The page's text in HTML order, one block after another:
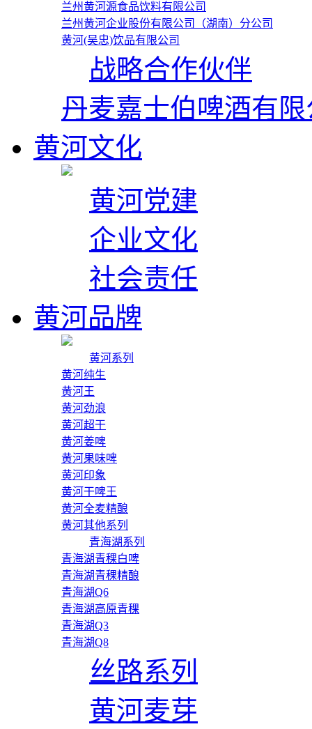
兰州黄河源食品饮料有限公司
兰州黄河企业股份有限公司（湖南）分公司
黄河(吴忠)饮品有限公司
战略合作伙伴
丹麦嘉士伯啤酒有
黄河文化
黄河党建
企业文化
社会责任
黄河品牌
黄河系列
黄河纯生
黄河王
黄河劲浪
黄河超干
黄河姜啤
黄河果味啤
黄河印象
黄河干啤王
黄河全麦精酿
黄河其他系列
青海湖系列
青海湖青稞白啤
青海湖青稞精酿
青海湖Q6
青海湖高原青稞
青海湖Q3
青海湖Q8
丝路系列
黄河麦芽